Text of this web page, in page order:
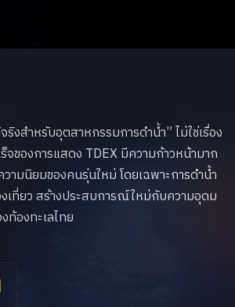
งสำหรับอุตสาหกรรมการดำน้ำ” ไม่ใช่เรื่อง
จของการแสดง TDEX มีความก้าวหน้ามาก
ามนิยมของคนรุ่นใหม่ โดยเฉพาะการดำน้ำ
เที่ยว สร้างประสบการณ์ใหม่กับความอุดม
องทะเลไทย